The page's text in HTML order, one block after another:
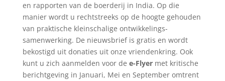
en rapporten van de boerderij in India. Op die
manier wordt u rechtstreeks op de hoogte gehouden
van praktische kleinschalige ontwikkelings-
samenwerking. De nieuwsbrief is gratis en wordt
bekostigd uit donaties uit onze vriendenkring. Ook
kunt u zich aanmelden voor de e-Flyermet kritische
berichtgeving in Januari, Mei en September omtrent